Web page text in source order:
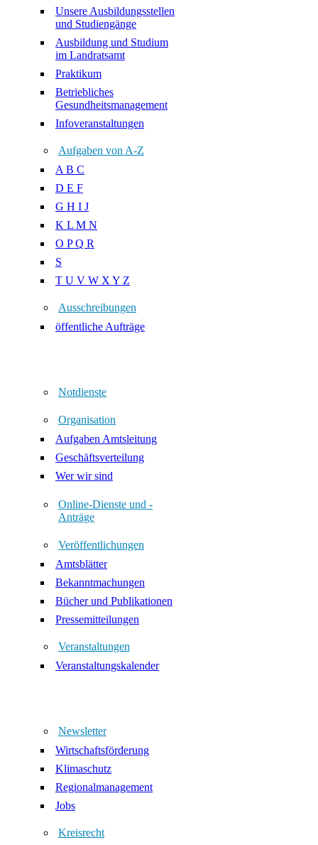
Unsere Ausbildungsstellen
und Studiengänge
Ausbildung und Studium
im Landratsamt
Praktikum
Betriebliches
Gesundheitsmanagement
Infoveranstaltungen
Aufgaben von A-Z
A B C
D E F
G H I J
K L M N
O P Q R
S
T U V W X Y Z
Ausschreibungen
öffentliche Aufträge
Notdienste
Organisation
Aufgaben Amtsleitung
Geschäftsverteilung
Wer wir sind
Online-Dienste und -
Anträge
Veröffentlichungen
Amtsblätter
Bekanntmachungen
Bücher und Publikationen
Pressemitteilungen
Veranstaltungen
Veranstaltungskalender
Newsletter
Wirtschaftsförderung
Klimaschutz
Regionalmanagement
Jobs
Kreisrecht